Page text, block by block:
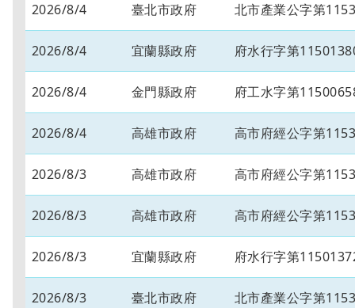
2026/8/4 臺北市政府 北市產業公字第
2026/8/4 宜蘭縣政府 府水行字第
2026/8/4 金門縣政府 府工水字第
2026/8/4 高雄市政府 高市府經公字第
2026/8/3 高雄市政府 高市府經公字第
2026/8/3 高雄市政府 高市府經公字第
2026/8/3 宜蘭縣政府 府水行字第
2026/8/3 臺北市政府 北市產業公字第